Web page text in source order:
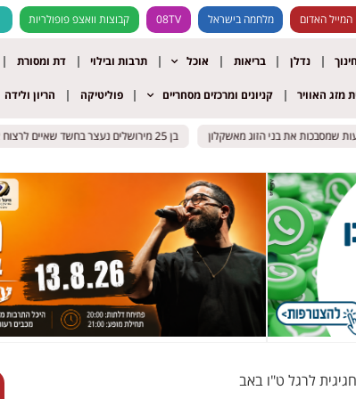
המייל האדום מלחמה בישראל 08TV קבוצות וואצפ פופולריות
חינוך נדלן בריאות אוכל תרבות ובילוי דת ומסורת
מזג האוויר קניונים ומרכזים מסחריים פוליטיקה הריון ולידה
את בני הזוג מאשקלון
את בני הזוג מאשקלון